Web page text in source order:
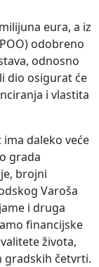
eura, a iz
odobreno
odnosno
dio osigurat će
i vlastita
daleko veće
grada
brojni
Varoša
i druga
financijske
života,
gradskih četvrti.